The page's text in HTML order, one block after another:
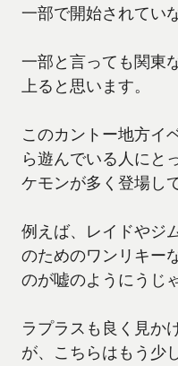
一部で開始されてい
一部と言っても関東
上ると思います。
このカントー地方イ
ら遊んでいる人にと
ケモンが多く登場し
例えば、レイドやジ
のためのワンリキー
のが嘘のようにうじ
ラプラスも良く見か
が、こちらはもう少